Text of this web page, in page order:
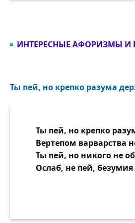
ИНТЕРЕСНЫЕ АФОРИЗМЫ И
Ты пей, но крепко разума
Ты пей, но крепко
Вертепом варварства
Ты пей, но никого не
Ослаб, не пей,